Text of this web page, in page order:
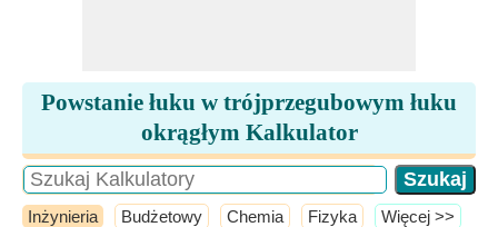
Powstanie łuku w trójprzegubowym łuku
okrągłym Kalkulator
Inżynieria Budżetowy Chemia Fizyka ​Więcej >>